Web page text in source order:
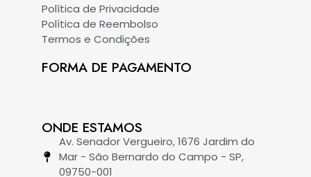
Política de Privacidade
Política de Reembolso
Termos e Condições
FORMA DE PAGAMENTO
ONDE ESTAMOS
Av. Senador Vergueiro, 1676 Jardim do
Mar - São Bernardo do Campo - SP,
09750-001